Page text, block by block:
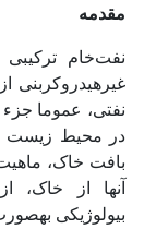
مقدمه
نفت‌خام ترکیبی
غیرهیدروکربنی
نفتی، عموما جزء
بافت خاک،
آن‏ها از خاک،
بیولوژیکی